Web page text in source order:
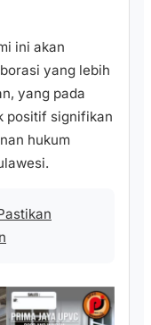
ini akan
yang lebih
yang pada
positif signifikan
hukum